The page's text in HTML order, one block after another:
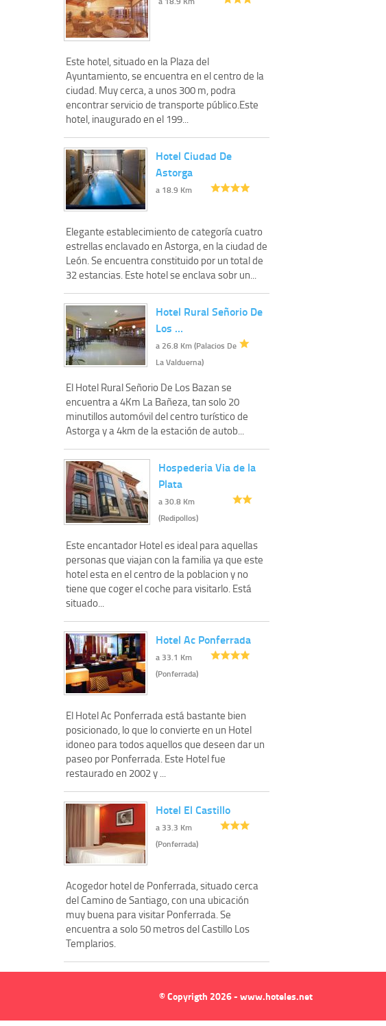
Este hotel, situado en la Plaza del
Ayuntamiento, se encuentra en el centro de la
ciudad. Muy cerca, a unos 300 m, podra
encontrar servicio de transporte público.Este
hotel, inaugurado en el 199...
Hotel Ciudad De
Astorga
a 18.9 Km
Elegante establecimiento de categoría cuatro
estrellas enclavado en Astorga, en la ciudad de
León. Se encuentra constituido por un total de
32 estancias. Este hotel se enclava sobr un...
Hotel Rural Señorio De
Los …
a 26.8 Km (Palacios De
La Valduerna)
El Hotel Rural Señorio De Los Bazan se
encuentra a 4Km La Bañeza, tan solo 20
minutillos automóvil del centro turístico de
Astorga y a 4km de la estación de autob...
Hospederia Via de la
Plata
a 30.8 Km
(Redipollos)
Este encantador Hotel es ideal para aquellas
personas que viajan con la familia ya que este
hotel esta en el centro de la poblacion y no
tiene que coger el coche para visitarlo. Está
situado...
Hotel Ac Ponferrada
a 33.1 Km
(Ponferrada)
El Hotel Ac Ponferrada está bastante bien
posicionado, lo que lo convierte en un Hotel
idoneo para todos aquellos que deseen dar un
paseo por Ponferrada. Este Hotel fue
restaurado en 2002 y ...
Hotel El Castillo
a 33.3 Km
(Ponferrada)
Acogedor hotel de Ponferrada, situado cerca
del Camino de Santiago, con una ubicación
muy buena para visitar Ponferrada. Se
encuentra a solo 50 metros del Castillo Los
Templarios.
© Copyrigth 2026 - www.hoteles.net